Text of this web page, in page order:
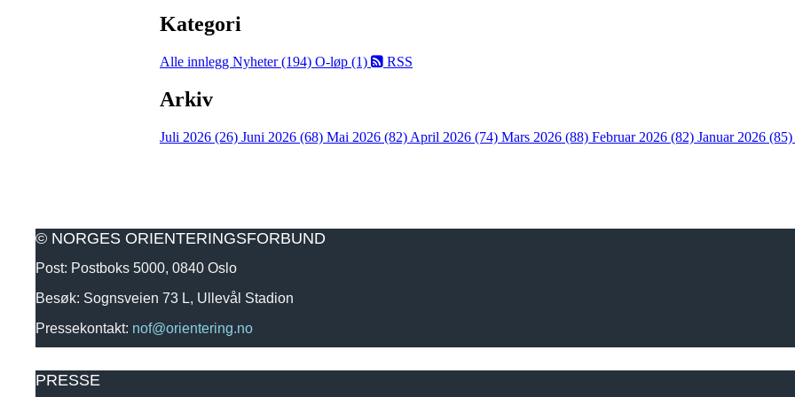
Kategori
Alle innlegg Nyheter (194) O-løp (1) RSS
Arkiv
Juli 2026 (26) Juni 2026 (68) Mai 2026 (82) April 2026 (74) Mars 2026 (88) Februar 2026 (82) Januar 2026 (85)
© NORGES ORIENTERINGSFORBUND
Post: Postboks 5000, 0840 Oslo
Besøk: Sognsveien 73 L, Ullevål Stadion
Pressekontakt: nof@orientering.no
PRESSE